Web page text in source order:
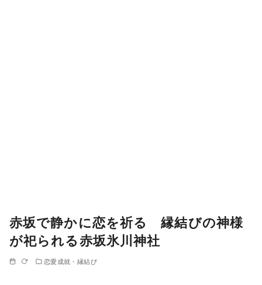
赤坂で静かに恋を祈る 縁結びの神様
が祀られる赤坂氷川神社
恋愛成就・縁結び